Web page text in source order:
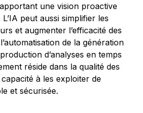
une vision proactive
peut aussi simplifier les
et augmenter l’efficacité des
de la génération
d’analyses en temps
réside dans la qualité des
à les exploiter de
et sécurisée.